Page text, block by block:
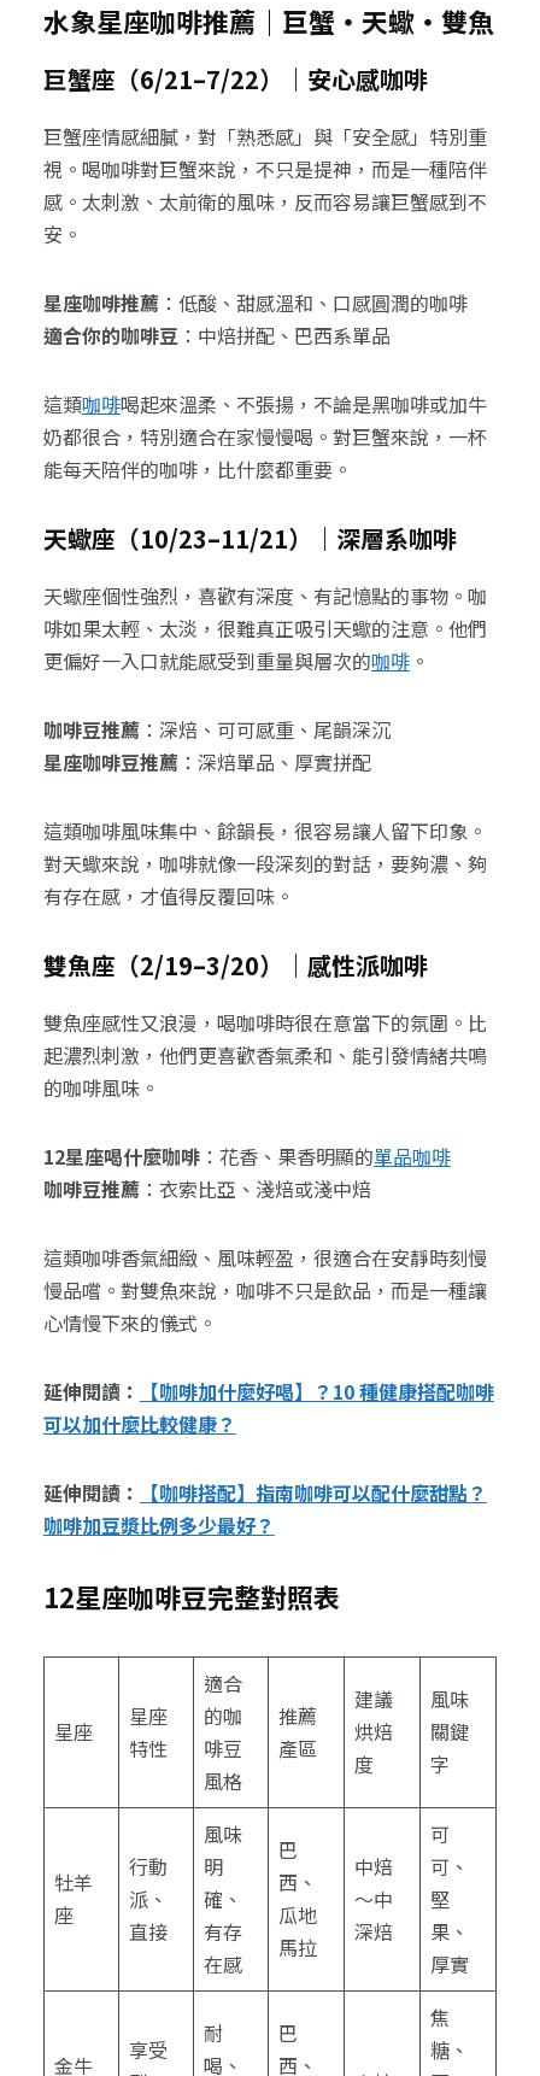
水象星座咖啡推薦｜巨蟹・天蠍・雙魚
巨蟹座（6/21–7/22）｜安心感咖啡
巨蟹座情感細膩，對「熟悉感」與「安全感」特別重
視。喝咖啡對巨蟹來說，不只是提神，而是一種陪伴
感。太刺激、太前衛的風味，反而容易讓巨蟹感到不
安。
星座咖啡推薦：低酸、甜感溫和、口感圓潤的咖啡
適合你的咖啡豆：中焙拼配、巴西系單品
這類咖啡喝起來溫柔、不張揚，不論是黑咖啡或加牛
奶都很合，特別適合在家慢慢喝。對巨蟹來說，一杯
能每天陪伴的咖啡，比什麼都重要。
天蠍座（10/23–11/21）｜深層系咖啡
天蠍座個性強烈，喜歡有深度、有記憶點的事物。咖
啡如果太輕、太淡，很難真正吸引天蠍的注意。他們
更偏好一入口就能感受到重量與層次的咖啡。
咖啡豆推薦：深焙、可可感重、尾韻深沉
星座咖啡豆推薦：深焙單品、厚實拼配
這類咖啡風味集中、餘韻長，很容易讓人留下印象。
對天蠍來說，咖啡就像一段深刻的對話，要夠濃、夠
有存在感，才值得反覆回味。
雙魚座（2/19–3/20）｜感性派咖啡
雙魚座感性又浪漫，喝咖啡時很在意當下的氛圍。比
起濃烈刺激，他們更喜歡香氣柔和、能引發情緒共鳴
的咖啡風味。
12星座喝什麼咖啡：花香、果香明顯的單品咖啡
咖啡豆推薦：衣索比亞、淺焙或淺中焙
這類咖啡香氣細緻、風味輕盈，很適合在安靜時刻慢
慢品嚐。對雙魚來說，咖啡不只是飲品，而是一種讓
心情慢下來的儀式。
延伸閱讀：
【咖啡加什麼好喝】？10 種健康搭配咖啡
可以加什麼比較健康？
延伸閱讀：
【咖啡搭配】指南咖啡可以配什麼甜點？
咖啡加豆漿比例多少最好？
12星座咖啡豆完整對照表
星座
星座
特性
適合
的咖
啡豆
風格
推薦
產區
建議
烘焙
度
風味
關鍵
字
牡羊
座
行動
派、
直接
風味
明
確、
有存
在感
巴
西、
瓜地
馬拉
中焙
～中
深焙
可
可、
堅
果、
厚實
金牛
享受
耐
喝、
巴
西、
焦
糖、